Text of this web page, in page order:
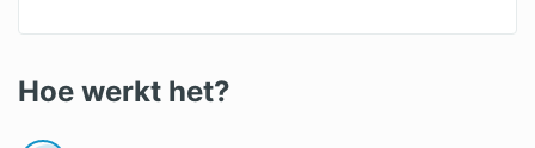
Rolluiken in Enschede
Rolluiken in Den Bosch
Hoe werkt het?